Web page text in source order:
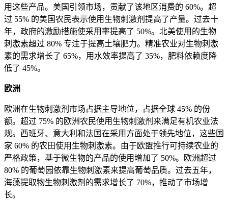
用这些产品。美国引领市场，贡献了该地区消费的 60%。超
过 55% 的美国农民表示使用生物刺激剂提高了产量。过去十
年，政府的激励措施使采用率提高了 50%。北美使用的生物
刺激素超过 80% 专注于提高土壤肥力。精准农业对生物刺激
素的需求增长了 65%，用水效率提高了 35%，肥料依赖度降
低了 45%。
欧洲
欧洲在生物刺激剂市场占据主导地位，占据全球 45% 的份
额。超过 75% 的欧洲农民使用生物刺激剂来满足有机农业法
规。西班牙、意大利和法国在采用方面处于领先地位，这些国
家 60% 的农田使用生物刺激素。由于欧盟推行可持续农业的
严格政策，基于微生物的产品的使用增加了 50%。欧洲超过
80% 的葡萄园依靠生物刺激素来提高葡萄品质。过去五年，
海藻提取物生物刺激剂的需求增长了 70%，推动了市场增
长。